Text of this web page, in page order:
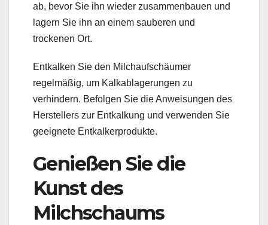
ab, bevor Sie ihn wieder zusammenbauen und
lagern Sie ihn an einem sauberen und
trockenen Ort.
Entkalken Sie den Milchaufschäumer
regelmäßig, um Kalkablagerungen zu
verhindern. Befolgen Sie die Anweisungen des
Herstellers zur Entkalkung und verwenden Sie
geeignete Entkalkerprodukte.
Genießen Sie die
Kunst des
Milchschaums